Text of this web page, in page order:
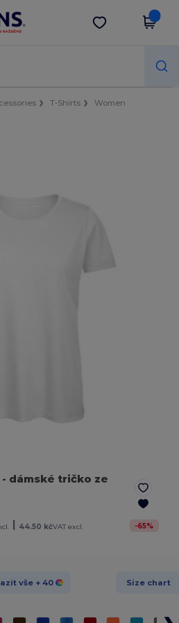
Stáhnout app
T-Shirts
Women
- dámské tričko ze
| 44.50 kčVAT excl. -65%
vše + 40 Size chart